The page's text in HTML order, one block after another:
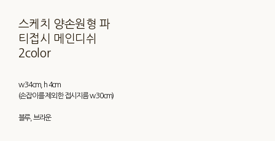
스케치 양손원형 파
티접시 메인디쉬
2color
w 34cm, h 4cm
(손잡이를 제외한 접시지름 w 30cm)
블루, 브라운